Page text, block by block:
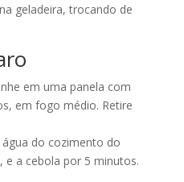
geladeira, trocando de
em uma panela com
em fogo médio. Retire
do cozimento do
e a cebola por 5 minutos.